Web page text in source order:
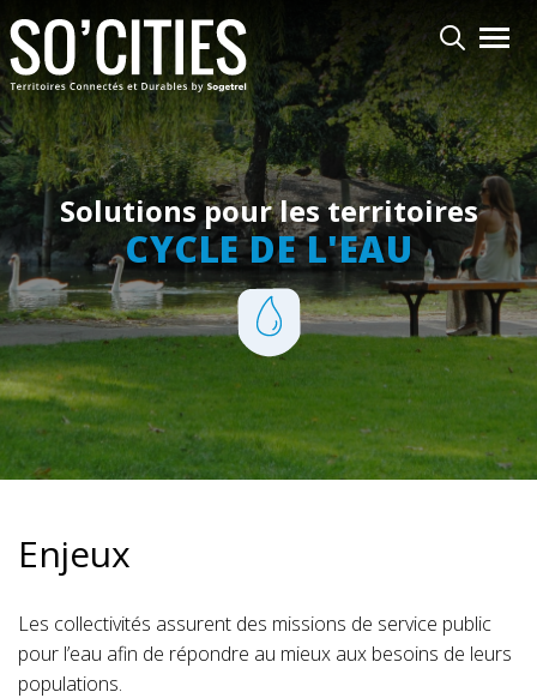
Aller
au
contenu
principal
Solutions pour les territoires
CYCLE DE L'EAU
Enjeux
Les collectivités assurent des missions de service public
pour l’eau afin de répondre au mieux aux besoins de leurs
populations.